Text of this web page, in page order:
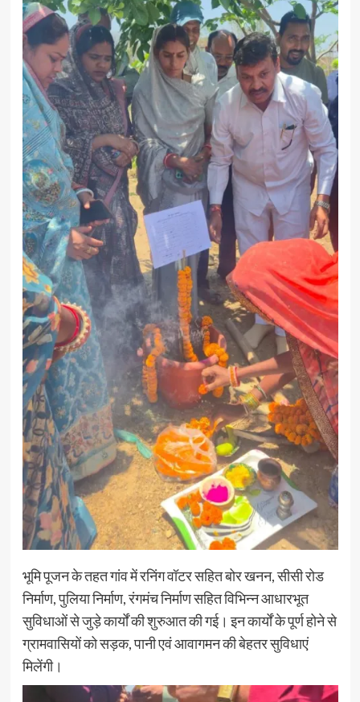
भूमि पूजन के तहत गांव में रनिंग वॉटर सहित बोर खनन, सीसी रोड
निर्माण, पुलिया निर्माण, रंगमंच निर्माण सहित विभिन्न आधारभूत
सुविधाओं से जुड़े कार्यों की शुरुआत की गई। इन कार्यों के पूर्ण होने से
ग्रामवासियों को सड़क, पानी एवं आवागमन की बेहतर सुविधाएं
मिलेंगी।